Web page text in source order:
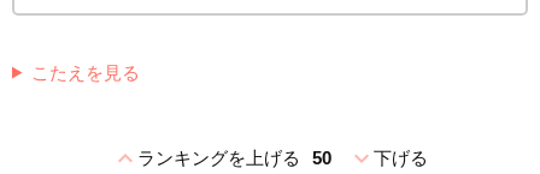
こたえを見る
expand_lessランキングを上げる 50 expand_more下げる